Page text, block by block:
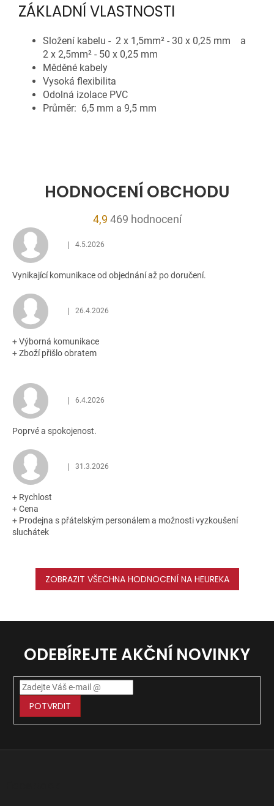
ZÁKLADNÍ VLASTNOSTI
Složení kabelu - 2 x 1,5mm² - 30 x 0,25 mm a
2 x 2,5mm² - 50 x 0,25 mm
Měděné kabely
Vysoká flexibilita
Odolná izolace PVC
Průměr: 6,5 mm a 9,5 mm
HODNOCENÍ OBCHODU
4,9 Průměrné
4,9
469 hodnocení
Hodnocení obchodu je 5 z 5 hvězdiček.
| 4.5.2026
Vynikající komunikace od objednání až po doručení.
Hodnocení obchodu je 5 z 5 hvězdiček.
| 26.4.2026
+ Výborná komunikace
+ Zboží přišlo obratem
Hodnocení obchodu je 5 z 5 hvězdiček.
| 6.4.2026
Poprvé a spokojenost.
Hodnocení obchodu je 5 z 5 hvězdiček.
| 31.3.2026
+ Rychlost
+ Cena
+ Prodejna s přátelským personálem a možnosti vyzkoušení
sluchátek
ZOBRAZIT VŠECHNA HODNOCENÍ NA HEUREKA
ODEBÍREJTE AKČNÍ NOVINKY
POTVRDIT
Z